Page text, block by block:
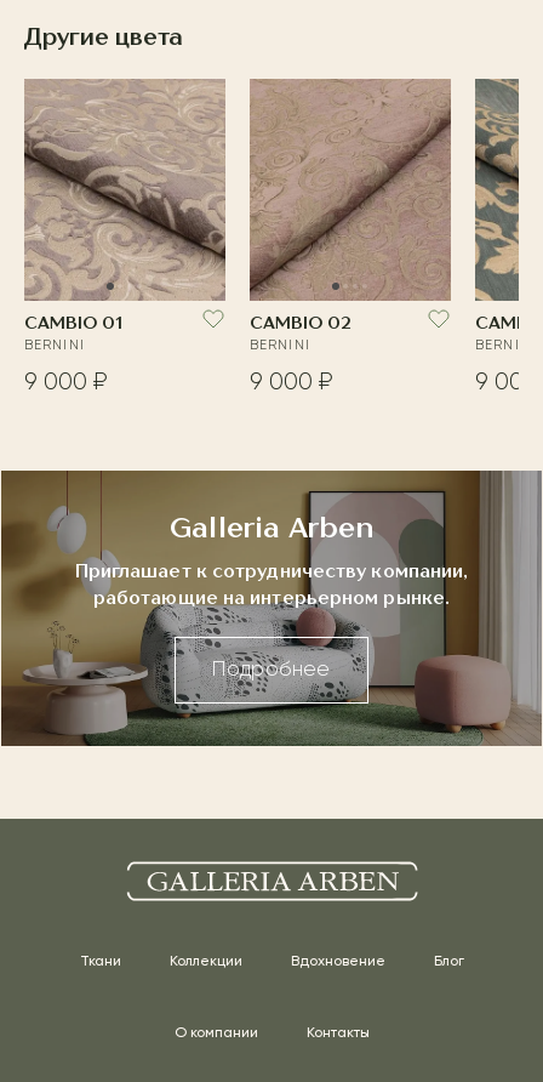
Другие цвета
CAMBIO 01
BERNINI
9 000 ₽
CAMBIO 02
BERNINI
9 000 ₽
BERNINI
9 000
Galleria Arben
Приглашает к сотрудничеству компании,
работающие на интерьерном рынке.
Подробнее
Ткани Коллекции Вдохновение Блог
О компании Контакты